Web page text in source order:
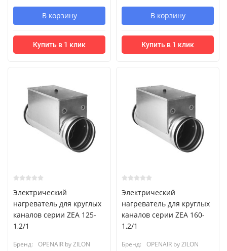
В корзину
Купить в 1 клик
В корзину
Купить в 1 клик
Электрический
нагреватель для круглых
каналов серии ZEA 125-
1,2/1
Бренд:
OPENAIR by ZILON
Электрический
нагреватель для круглых
каналов серии ZEA 160-
1,2/1
Бренд:
OPENAIR by ZILON